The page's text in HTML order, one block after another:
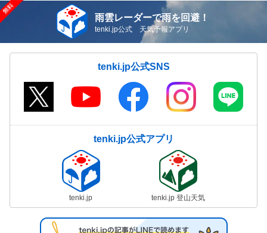
雨雲レーダーで雨を回避！
tenki.jp公式 天気予報アプリ
tenki.jp公式SNS
tenki.jp公式アプリ
tenki.jp tenki.jp 登山天気